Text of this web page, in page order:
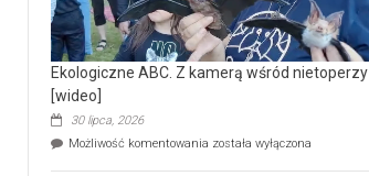
Ekologiczne ABC. Z kamerą wśród nietoperzy
[wideo]
30 lipca, 2026
Możliwość komentowania Ekologiczne
została wyłączona